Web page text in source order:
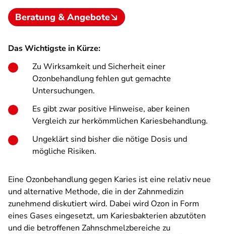
Beratung & Angebote
Das Wichtigste in Kürze:
Zu Wirksamkeit und Sicherheit einer
Ozonbehandlung fehlen gut gemachte
Untersuchungen.
Es gibt zwar positive Hinweise, aber keinen
Vergleich zur herkömmlichen Kariesbehandlung.
Ungeklärt sind bisher die nötige Dosis und
mögliche Risiken.
Eine Ozonbehandlung gegen Karies ist eine relativ neue
und alternative Methode, die in der Zahnmedizin
zunehmend diskutiert wird. Dabei wird Ozon in Form
eines Gases eingesetzt, um Kariesbakterien abzutöten
und die betroffenen Zahnschmelzbereiche zu